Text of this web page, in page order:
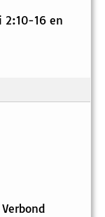
2:10-16 en